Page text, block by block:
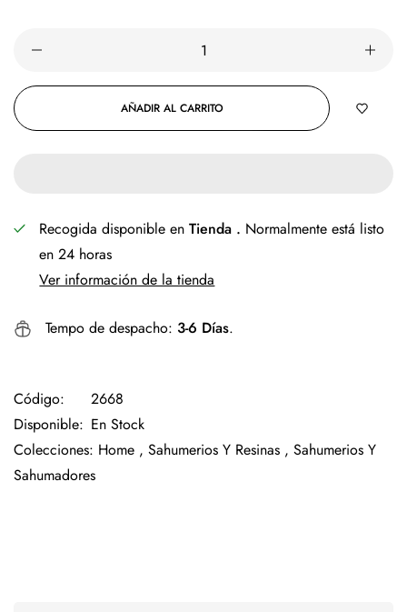
AÑADIR AL CARRITO
Recogida disponible enTienda . Normalmente está listo
en 24 horas
Ver información de la tienda
Tempo de despacho: 3-6 Días.
Código:
2668
Disponible: En Stock
Colecciones: Home , Sahumerios Y Resinas , Sahumerios Y
Sahumadores